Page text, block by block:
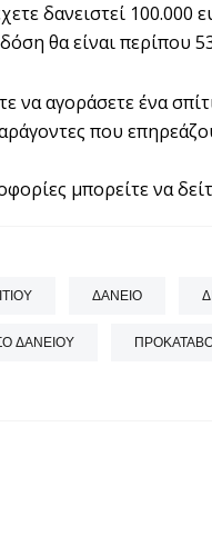
δανειστεί 100.000
θα είναι περίπου
να αγοράσετε ένα
που
μπορείτε να
ΔΆΝΕΙΟ
ΔΑΝΕΊΟΥ